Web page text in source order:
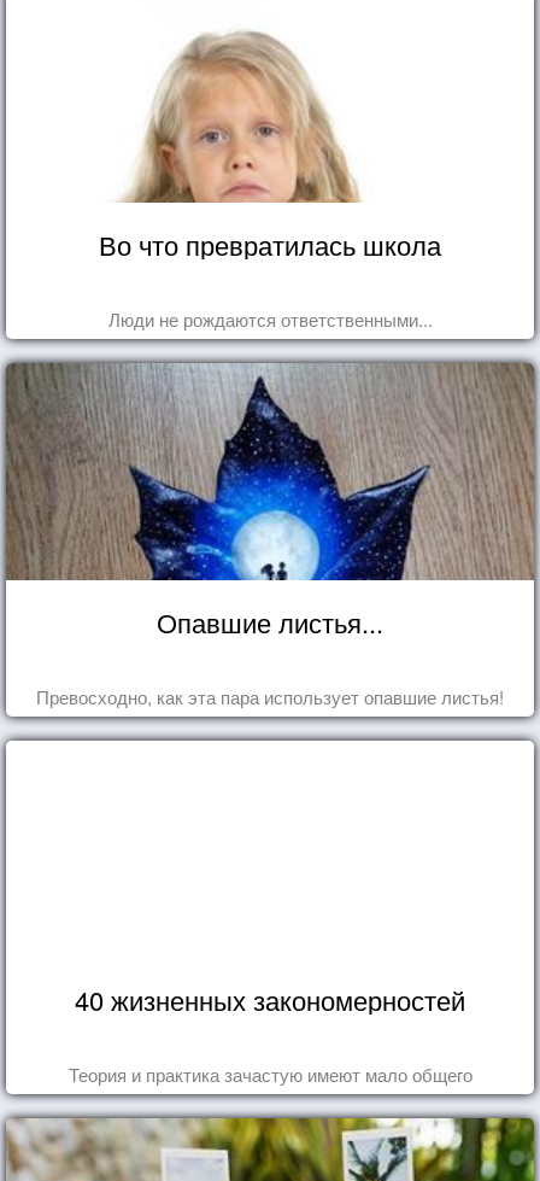
Во что превратилась школа
Люди не рождаются ответственными...
Опавшие листья...
Превосходно, как эта пара использует опавшие листья!
40 жизненных закономерностей
Теория и практика зачастую имеют мало общего